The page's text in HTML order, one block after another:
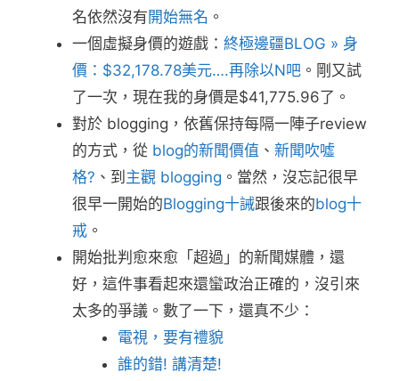
名依然沒有開始無名 。
一個虛擬身價的遊戲： 終極邊疆BLOG » 身
價：$32,178.78美元….再除以N吧 。剛又試
了一次，現在我的身價是$41,775.96了。
對於 blogging，依舊保持每隔一陣子review
的方式，從 blog的新聞價值 、 新聞吹噓
格? 、到 主觀 blogging 。當然，沒忘記很早
很早一開始的Blogging十誡跟後來的blog十
戒 。
開始批判愈來愈「超過」的新聞媒體，還
好，這件事看起來還蠻政治正確的，沒引來
太多的爭議。數了一下，還真不少：
電視，要有禮貌
誰的錯! 講清楚!